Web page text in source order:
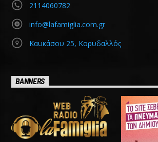
2114060782
info@lafamiglia.com.gr
Καυκάσου 25, Κορυδαλλός
BANNERS